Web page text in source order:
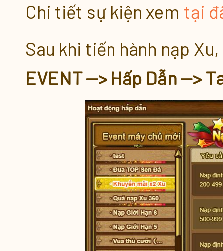
Chi tiết sự kiện xem tại
Sau khi tiến hành nạp
EVENT --> Hấp Dẫn -->